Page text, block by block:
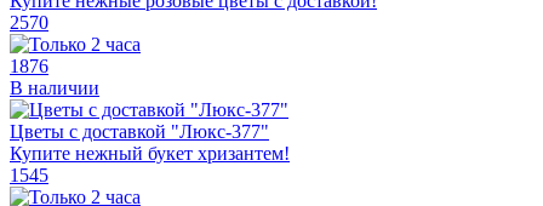
2570
1876
В наличии
Цветы с доставкой "Люкс-377"
Купите нежный букет хризантем!
1545